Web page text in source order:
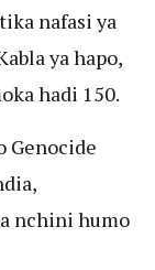
nafasi ya
ya hapo,
hadi 150.
Genocide
nchini humo